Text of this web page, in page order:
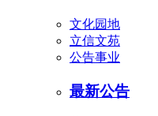
文化园地
立信文苑
公告事业
最新公告